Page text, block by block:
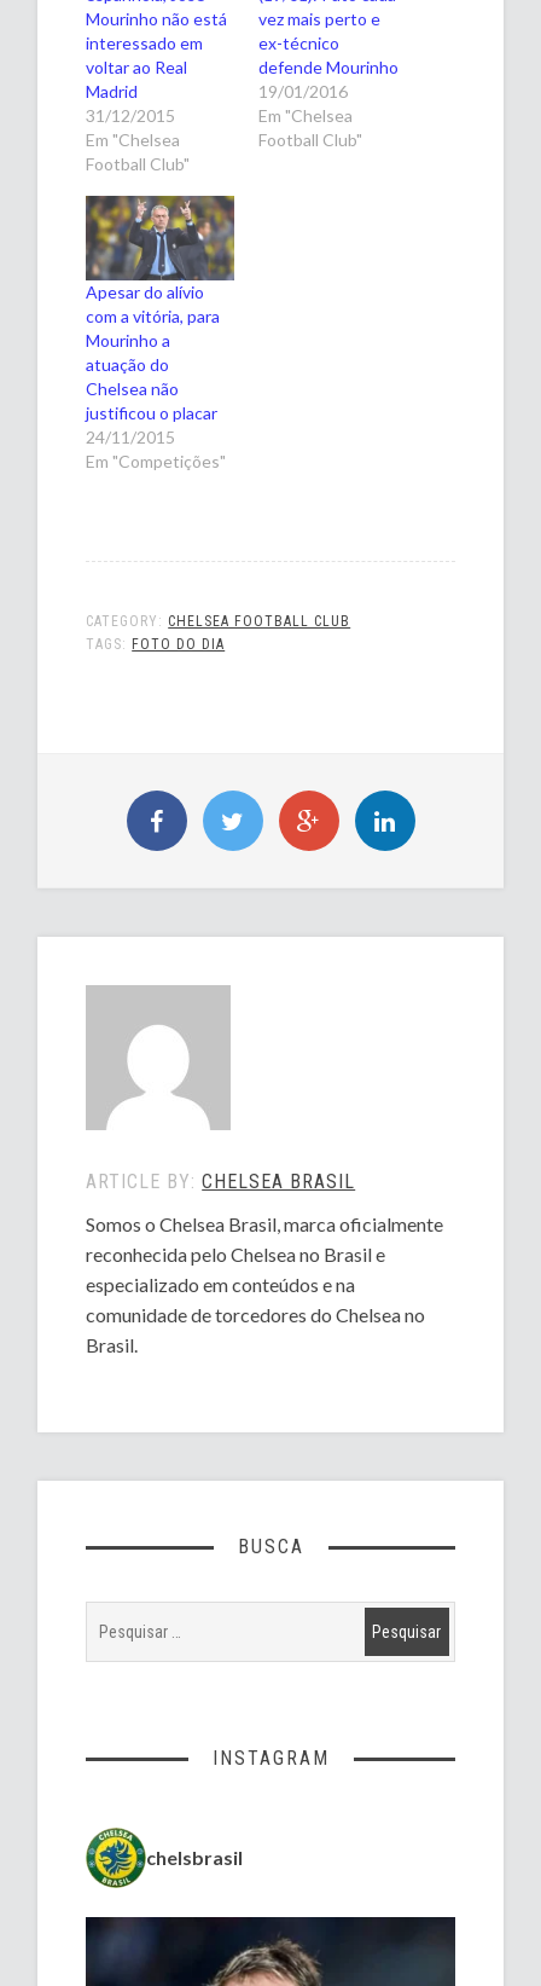
Mourinho não está
interessado em
voltar ao Real
Madrid
31/12/2015
Em "Chelsea
Football Club"
vez mais perto e
ex-técnico
defende Mourinho
19/01/2016
Em "Chelsea
Football Club"
Apesar do alívio
com a vitória, para
Mourinho a
atuação do
Chelsea não
justificou o placar
24/11/2015
Em "Competições"
CATEGORY: CHELSEA FOOTBALL CLUB
TAGS: FOTO DO DIA
ARTICLE BY:CHELSEA BRASIL
Somos o Chelsea Brasil, marca oficialmente
reconhecida pelo Chelsea no Brasil e
especializado em conteúdos e na
comunidade de torcedores do Chelsea no
Brasil.
BUSCA
INSTAGRAM
chelsbrasil